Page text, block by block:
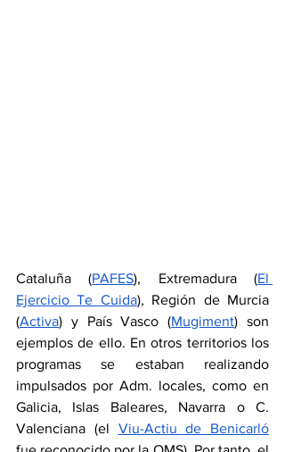
Cataluña (PAFES), Extremadura (El
Ejercicio Te Cuida), Región de Murcia
(Activa) y País Vasco (Mugiment) son
ejemplos de ello. En otros territorios los
programas se estaban realizando
impulsados por Adm. locales, como en
Galicia, Islas Baleares, Navarra o C.
Valenciana (el Viu-Actiu de Benicarló